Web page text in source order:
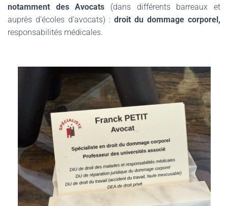
notamment des Avocats (dans différents barreaux et
auprès d’écoles d’avocats) : droit du dommage corporel,
responsabilités médicales.